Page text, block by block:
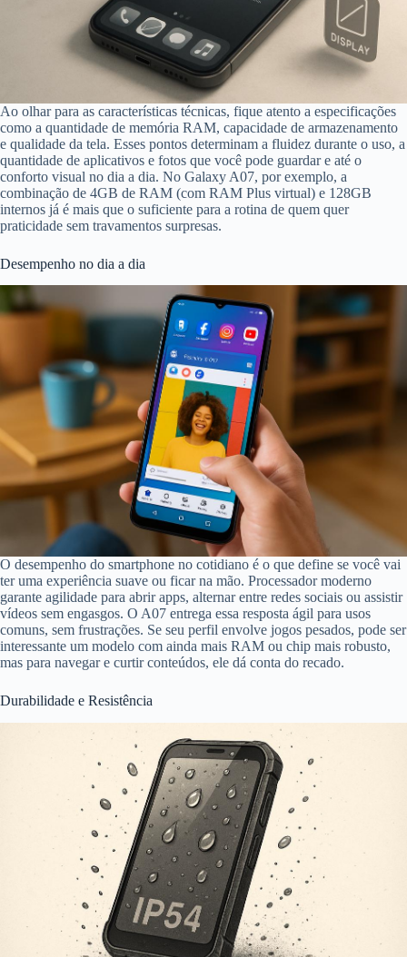
Ao olhar para as características técnicas, fique atento a especificações
como a quantidade de memória RAM, capacidade de armazenamento
e qualidade da tela. Esses pontos determinam a fluidez durante o uso, a
quantidade de aplicativos e fotos que você pode guardar e até o
conforto visual no dia a dia. No Galaxy A07, por exemplo, a
combinação de 4GB de RAM (com RAM Plus virtual) e 128GB
internos já é mais que o suficiente para a rotina de quem quer
praticidade sem travamentos surpresas.
Desempenho no dia a dia
O desempenho do smartphone no cotidiano é o que define se você vai
ter uma experiência suave ou ficar na mão. Processador moderno
garante agilidade para abrir apps, alternar entre redes sociais ou assistir
vídeos sem engasgos. O A07 entrega essa resposta ágil para usos
comuns, sem frustrações. Se seu perfil envolve jogos pesados, pode ser
interessante um modelo com ainda mais RAM ou chip mais robusto,
mas para navegar e curtir conteúdos, ele dá conta do recado.
Durabilidade e Resistência